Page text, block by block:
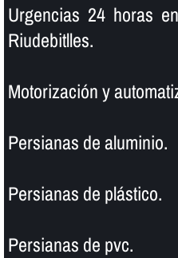
Urgencias 24 horas
Riudebitlles.
Motorización y
Persianas de aluminio.
Persianas de plástico.
Persianas de pvc.